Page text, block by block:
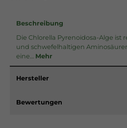
Beschreibung
Die Chlorella Pyrenoidosa-Alge ist
und schwefelhaltigen
eine… Mehr
Hersteller
Bewertungen